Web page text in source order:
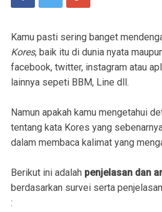
Kamu pasti sering banget
Kores, baik itu di dunia nyata
facebook, twitter, instagram atau
lainnya sepeti BBM, Line dll.
Namun apakah kamu mengetahui
tentang kata Kores yang
dalam membaca kalimat yang
Berikut ini adalah penjelasan dan
berdasarkan survei serta
: